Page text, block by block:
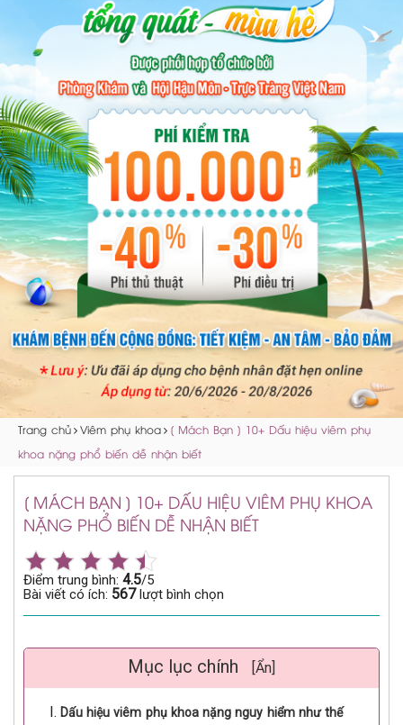
Trang chủ Viêm phụ khoa
[ Mách Bạn ] 10+ Dấu hiệu viêm phụ
khoa nặng phổ biến dễ nhận biết
[ MÁCH BẠN ] 10+ DẤU HIỆU VIÊM PHỤ KHOA
NẶNG PHỔ BIẾN DỄ NHẬN BIẾT
Điểm trung bình: 4.5/5
Bài viết có ích: 567lượt bình chọn
Mục lục chính [Ẩn]
Dấu hiệu viêm phụ khoa nặng nguy hiểm như thế